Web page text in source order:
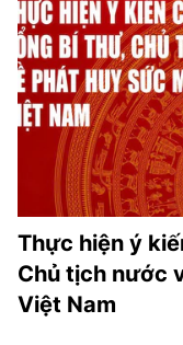
Thực hiện ý
Chủ tịch nước
Việt Nam